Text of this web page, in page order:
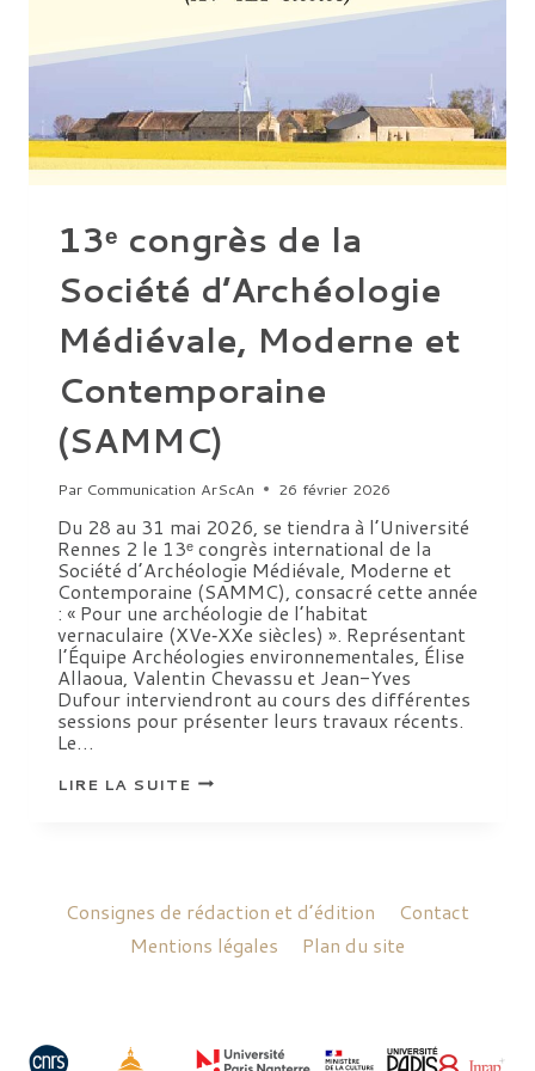
13ᵉ congrès de la
Société d’Archéologie
Médiévale, Moderne et
Contemporaine
(SAMMC)
Par Communication ArScAn 26 février 2026
Du 28 au 31 mai 2026, se tiendra à l’Université
Rennes 2 le 13ᵉ congrès international de la
Société d’Archéologie Médiévale, Moderne et
Contemporaine (SAMMC), consacré cette année
: « Pour une archéologie de l’habitat
vernaculaire (XVe‑XXe siècles) ». Représentant
l’Équipe Archéologies environnementales, Élise
Allaoua, Valentin Chevassu et Jean-Yves
Dufour interviendront au cours des différentes
sessions pour présenter leurs travaux récents.
Le…
LIRE LA SUITE13ᵉ
CONGRÈS
ET
(SAMMC)
Consignes de rédaction et d’édition
Contact
Mentions légales
Plan du site